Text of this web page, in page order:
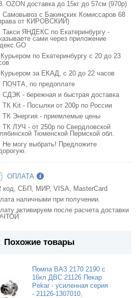
OZON доставка до 15кг до 57см (970р)
Самовывоз с Бакинских Комиссаров 68
от КИРОВСКИЙ)
Такси ЯНДЕКС по Екатеринбургу -
сами через приложение
по Екатеринбургу с 20 до 23
за ЕКАД, с 20 до 22 часов
ПОЧТА, по предоплате
СДЭК - бережная и быстрая доставка
ТК Kit - Посылки от 200р по России
ТК Энергия - приемлемые цены
ТК ЛУЧ - от 250р по Свердловской
Тюменской Пермской обл.
Не могу выбрать! Предложите
ОПЛАТА
код, СБП, МИР, VISA, MasterCard
наличными при получении.
активируем после расчета доставки
Похожие товары
Помпа ВАЗ 2170 2190 с
16кл ДВС 21126 Пекар
Pekar - усиленная серия
- 21126-1307010,